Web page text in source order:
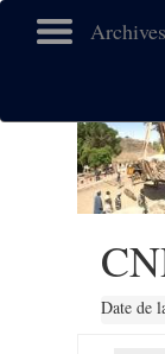
Date de